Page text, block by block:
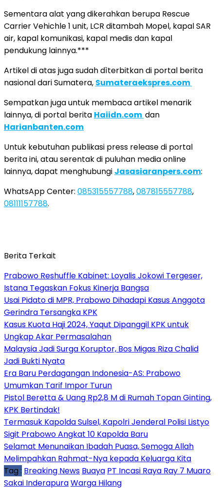
Sementara alat yang dikerahkan berupa Rescue
Carrier Vehichle 1 unit, LCR ditambah Mopel, kapal SAR
air, kapal komunikasi, kapal medis dan kapal
pendukung lainnya.***
Artikel di atas juga sudah dìterbitkan di portal berita
nasional dari Sumatera, Sumateraekspres.com
Sempatkan juga untuk membaca artikel menarik
lainnya, di portal berita Haiidn.com dan
Harianbanten.com
Untuk kebutuhan publikasi press release di portal
berita ini, atau serentak di puluhan media online
lainnya, dapat menghubungi Jasasiaranpers.com:
WhatsApp Center: 085315557788,087815557788,
08111157788.
Berita Terkait
Prabowo Reshuffle Kabinet: Loyalis Jokowi Tergeser,
Istana Tegaskan Fokus Kinerja Bangsa
Usai Pidato di MPR, Prabowo Dihadapi Kasus Anggota
Gerindra Tersangka KPK
Kasus Kuota Haji 2024, Yaqut Dipanggil KPK untuk
Ungkap Akar Permasalahan
Malaysia Jadi Surga Koruptor, Bos Migas Riza Chalid
Jadi Bukti Nyata
Era Baru Perdagangan Indonesia-AS: Prabowo
Umumkan Tarif Impor Turun
Pistol Beretta & Uang Rp2,8 M di Rumah Topan Ginting,
KPK Bertindak!
Termasuk Kapolda Sulsel, Kapolri Jenderal Polisi Listyo
Sigit Prabowo Angkat 10 Kapolda Baru
Selamat Menunaikan Ibadah Puasa, Semoga Allah
Melimpahkan Rahmat-Nya kepada Keluarga Kita
Tag : Breaking News Buaya PT Incasi Raya Ray 7 Muaro
Sakai InderapuraWarga Hilang